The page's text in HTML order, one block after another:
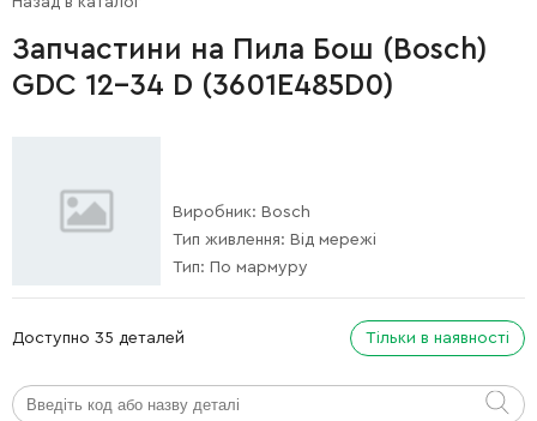
Запчастини на Пила Бош (Bosch)
GDC 12-34 D (3601E485D0)
Виробник: Bosch
Тип живлення: Від мережі
Тип: По мармуру
Доступно 35 деталей Тільки в наявності